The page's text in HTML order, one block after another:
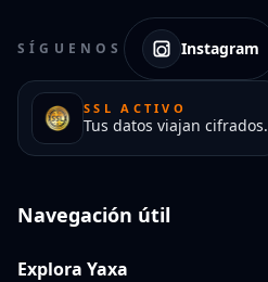
SÍGUENOS Instagram
SSL ACTIVO
Tus datos viajan cifrados.
Navegación útil
Explora Yaxa